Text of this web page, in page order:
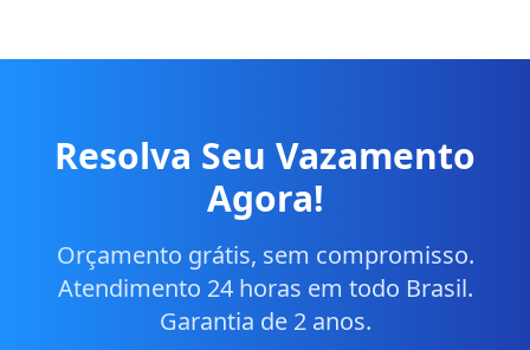
Resolva Seu Vazamento
Agora!
Orçamento grátis, sem compromisso.
Atendimento 24 horas em todo Brasil.
Garantia de 2 anos.